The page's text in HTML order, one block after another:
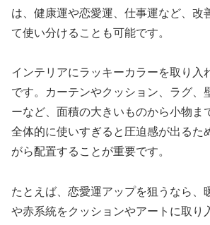
は、健康運や恋愛運、仕事運など、改
て使い分けることも可能です。
インテリアにラッキーカラーを取り入
です。カーテンやクッション、ラグ、
ーなど、面積の大きいものから小物ま
全体的に使いすぎると圧迫感が出るた
がら配置することが重要です。
たとえば、恋愛運アップを狙うなら、
や赤系統をクッションやアートに取り